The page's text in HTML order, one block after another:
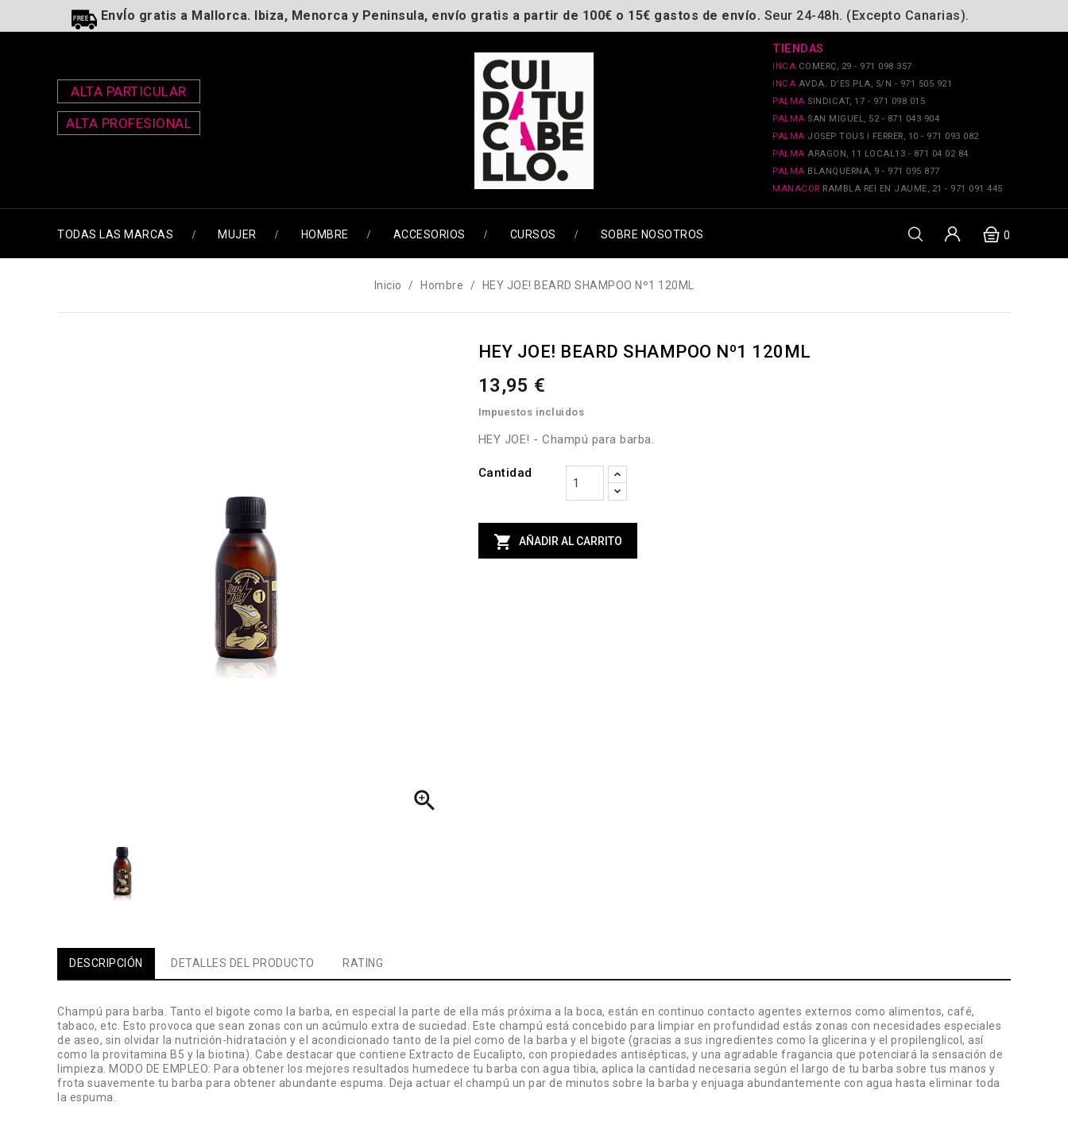
EnvÍo gratis a Mallorca. Ibiza, Menorca y Peninsula, envío gratis a partir de 100€ o 15€ gastos de envío. Seur 24-48h. (Excepto Canarias).
ALTA PARTICULAR
ALTA PROFESIONAL
TIENDAS
INCA COMERÇ, 29 - 971 098 357
INCA AVDA. D'ES PLA, S/N - 971 505 921
PALMA SINDICAT, 17 - 971 098 015
PALMA SAN MIGUEL, 52 - 871 043 904
PALMA JOSEP TOUS I FERRER, 10 - 971 093 082
PALMA ARAGON, 11 LOCAL13 - 871 04 02 84
PALMA BLANQUERNA, 9 - 971 095 877
MANACOR RAMBLA REI EN JAUME, 21 - 971 091 445
TODAS LAS MARCAS MUJER HOMBRE ACCESORIOS CURSOS SOBRE NOSOTROS 0
Inicio Hombre HEY JOE! BEARD SHAMPOO Nº1 120ML

HEY JOE! BEARD SHAMPOO Nº1 120ML
13,95 €
Impuestos incluidos
HEY JOE! - Champú para barba.
Cantidad
 AÑADIR AL CARRITO
DESCRIPCIÓN DETALLES DEL PRODUCTO RATING
Champú para barba. Tanto el bigote como la barba, en especial la parte de ella más próxima a la boca, están en continuo contacto agentes externos como alimentos, café,
tabaco, etc. Esto provoca que sean zonas con un acúmulo extra de suciedad. Este champú está concebido para limpiar en profundidad estás zonas con necesidades especiales
de aseo, sin olvidar la nutrición-hidratación y el acondicionado tanto de la piel como de la barba y el bigote (gracias a sus ingredientes como la glicerina y el propilenglicol, así
como la provitamina B5 y la biotina). Cabe destacar que contiene Extracto de Eucalipto, con propiedades antisépticas, y una agradable fragancia que potenciará la sensación de
limpieza. MODO DE EMPLEO: Para obtener los mejores resultados humedece tu barba con agua tibia, aplica la cantidad necesaria según el largo de tu barba sobre tus manos y
frota suavemente tu barba para obtener abundante espuma. Deja actuar el champú un par de minutos sobre la barba y enjuaga abundantemente con agua hasta eliminar toda
la espuma.